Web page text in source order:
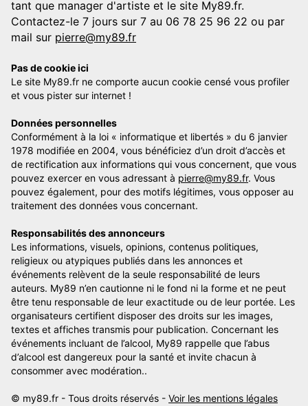
tant que manager d'artiste et le site My89.fr.
Contactez-le 7 jours sur 7 au 06 78 25 96 22 ou par
mail sur pierre@my89.fr
Pas de cookie ici
Le site My89.fr ne comporte aucun cookie censé vous profiler
et vous pister sur internet !
Données personnelles
Conformément à la loi « informatique et libertés » du 6 janvier
1978 modifiée en 2004, vous bénéficiez d’un droit d’accès et
de rectification aux informations qui vous concernent, que vous
pouvez exercer en vous adressant à pierre@my89.fr. Vous
pouvez également, pour des motifs légitimes, vous opposer au
traitement des données vous concernant.
Responsabilités des annonceurs
Les informations, visuels, opinions, contenus politiques,
religieux ou atypiques publiés dans les annonces et
événements relèvent de la seule responsabilité de leurs
auteurs. My89 n’en cautionne ni le fond ni la forme et ne peut
être tenu responsable de leur exactitude ou de leur portée. Les
organisateurs certifient disposer des droits sur les images,
textes et affiches transmis pour publication. Concernant les
événements incluant de l’alcool, My89 rappelle que l’abus
d’alcool est dangereux pour la santé et invite chacun à
consommer avec modération..
© my89.fr - Tous droits réservés - Voir les mentions légales